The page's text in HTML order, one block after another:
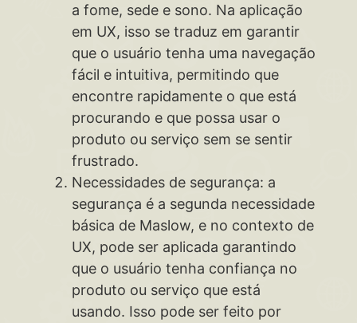
a fome, sede e sono. Na aplicação
em UX, isso se traduz em garantir
que o usuário tenha uma navegação
fácil e intuitiva, permitindo que
encontre rapidamente o que está
procurando e que possa usar o
produto ou serviço sem se sentir
frustrado.
Necessidades de segurança: a
segurança é a segunda necessidade
básica de Maslow, e no contexto de
UX, pode ser aplicada garantindo
que o usuário tenha confiança no
produto ou serviço que está
usando. Isso pode ser feito por